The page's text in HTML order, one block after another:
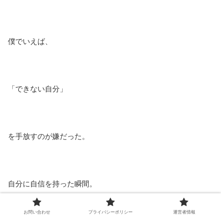
僕でいえば、
「できない自分」
を手放すのが嫌だった。
自分に自信を持った瞬間。
過信して、より多くのミスをしてしまうのではないか？
お問い合わせ プライバシーポリシー 運営者情報